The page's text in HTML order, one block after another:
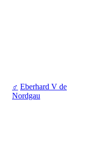
♂ Eberhard V de
Nordgau